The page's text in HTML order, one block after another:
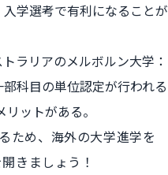
学選考で有利になることが
ラリアのメルボルン大学：
科目の単位認定が行われる
ットがある。
ため、海外の大学進学を
きましょう！